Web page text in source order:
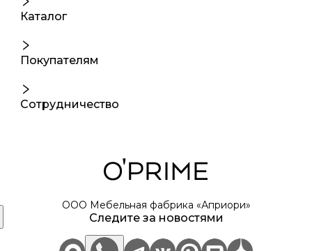
Каталог
Покупателям
Сотрудничество
ООО Мебельная фабрика «Априори»
Следите за новостями